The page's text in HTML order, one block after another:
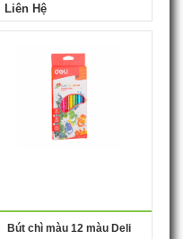
Liên Hệ
Bút chì màu 12 màu Deli